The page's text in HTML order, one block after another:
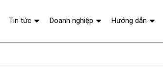
Tin tức Doanh nghiệp Hướng dẫn